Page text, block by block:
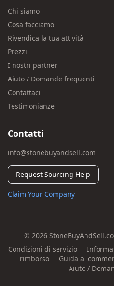
Chi siamo
Cosa facciamo
Rivendica la tua attività
Prezzi
I nostri partner
Aiuto / Domande frequenti
Contattaci
Testimonianze
Contatti
info@stonebuyandsell.com
Request Sourcing Help
Claim Your Company
© 2026
Condizioni di servizio
rimborso
Guida al
Aiuto /